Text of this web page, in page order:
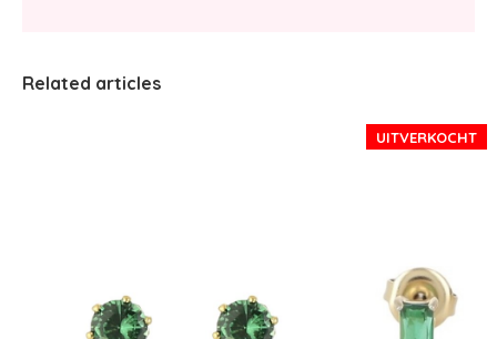
Related articles
UITVERKOCHT